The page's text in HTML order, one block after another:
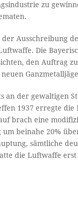
zu
der Ausschreibung
Die
den Auftrag
an der gewaltigen
1937 erregte die
brach eine
beinahe 20%
sämtliche
die Luftwaffe